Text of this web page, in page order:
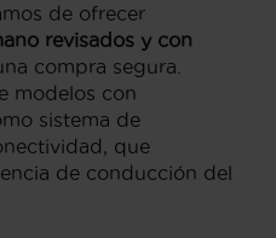
de ofrecer
revisados y con
compra segura.
modelos con
sistema de
que
de conducción del